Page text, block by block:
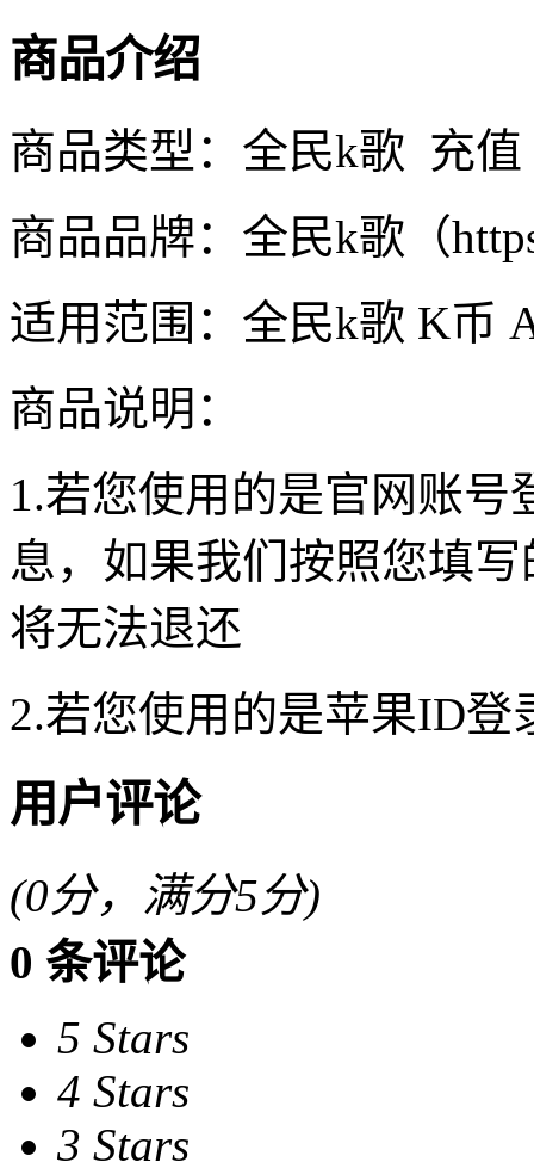
商品介绍
商品类型：全民k歌 充值
商品品牌：全民k歌（
适用范围：全民k歌 K币
商品说明：
1.若您使用的是官网账
息，如果我们按照您填
将无法退还
2.若您使用的是苹果ID
用户评论
(0分，满分5分)
0 条评论
5 Stars
4 Stars
3 Stars